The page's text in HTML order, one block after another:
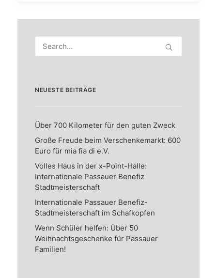
NEUESTE BEITRÄGE
Über 700 Kilometer für den guten Zweck
Große Freude beim Verschenkemarkt: 600
Euro für mia fia di e.V.
Volles Haus in der x-Point-Halle:
Internationale Passauer Benefiz
Stadtmeisterschaft
Internationale Passauer Benefiz-
Stadtmeisterschaft im Schafkopfen
Wenn Schüler helfen: Über 50
Weihnachtsgeschenke für Passauer
Familien!